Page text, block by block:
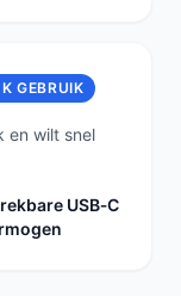
GEBRUIK
en wilt snel
USB‑C